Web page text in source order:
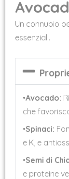
Un connubio
essenziali.
•Avocado:
che
•Spinaci:
e K, e
•Semi di
e proteine